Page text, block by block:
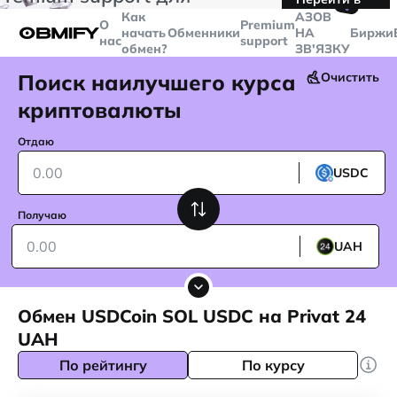
больше
$5000
Telegram
О
нас
Как
начать
обмен?
ОбменникиPremium
support
🤙
AЗОВ
НА
ЗВ'ЯЗКУ
Биржи
Поиск наилучшего курса
криптовалюты
Очистить
Отдаю
USDC
Получаю
UAH
Обмен USDCoin SOL USDC на Privat 24
UAH
По рейтингу По курсу